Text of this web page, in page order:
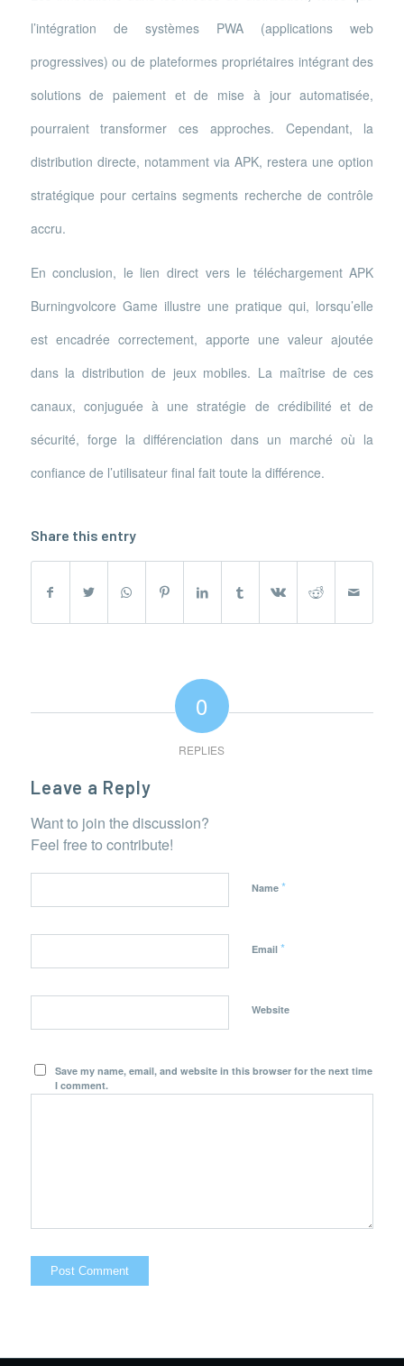
l’intégration de systèmes PWA (applications web
progressives) ou de plateformes propriétaires intégrant des
solutions de paiement et de mise à jour automatisée,
pourraient transformer ces approches. Cependant, la
distribution directe, notamment via APK, restera une option
stratégique pour certains segments recherche de contrôle
accru.
En conclusion, le lien direct vers le téléchargement APK
Burningvolcore Game illustre une pratique qui, lorsqu’elle
est encadrée correctement, apporte une valeur ajoutée
dans la distribution de jeux mobiles. La maîtrise de ces
canaux, conjuguée à une stratégie de crédibilité et de
sécurité, forge la différenciation dans un marché où la
confiance de l’utilisateur final fait toute la différence.
Share this entry
0
REPLIES
Leave a Reply
Want to join the discussion?
Feel free to contribute!
Name *
Email *
Website
Save my name, email, and website in this browser for the next time
I comment.